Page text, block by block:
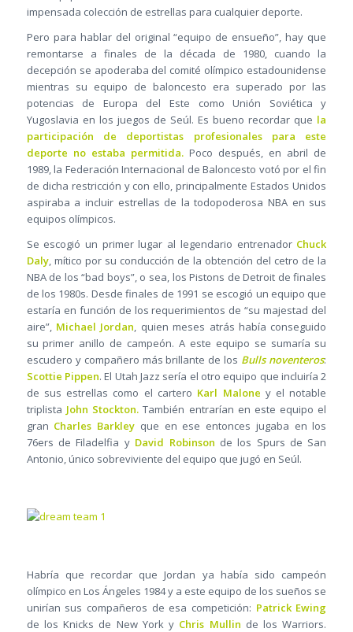
impensada colección de estrellas para cualquier deporte.
Pero para hablar del original “equipo de ensueño”, hay que
remontarse a finales de la década de 1980, cuando la
decepción se apoderaba del comité olímpico estadounidense
mientras su equipo de baloncesto era superado por las
potencias de Europa del Este como Unión Soviética y
Yugoslavia en los juegos de Seúl. Es bueno recordar que la
participación de deportistas profesionales para este
deporte no estaba permitida.Poco después, en abril de
1989, la Federación Internacional de Baloncesto votó por el fin
de dicha restricción y con ello, principalmente Estados Unidos
aspiraba a incluir estrellas de la todopoderosa NBA en sus
equipos olímpicos.
Se escogió un primer lugar al legendario entrenador Chuck
Daly, mítico por su conducción de la obtención del cetro de la
NBA de los “bad boys”, o sea, los Pistons de Detroit de finales
de los 1980s. Desde finales de 1991 se escogió un equipo que
estaría en función de los requerimientos de “su majestad del
aire”, Michael Jordan, quien meses atrás había conseguido
su primer anillo de campeón. A este equipo se sumaría su
escudero y compañero más brillante de los Bulls noventeros:
Scottie Pippen. El Utah Jazz sería el otro equipo que incluiría 2
de sus estrellas como el cartero Karl Malone y el notable
triplista John Stockton. También entrarían en este equipo el
gran Charles Barkley que en ese entonces jugaba en los
76ers de Filadelfia y David Robinson de los Spurs de San
Antonio, único sobreviviente del equipo que jugó en Seúl.
Habría que recordar que Jordan ya había sido campeón
olímpico en Los Ángeles 1984 y a este equipo de los sueños se
unirían sus compañeros de esa competición: Patrick Ewing
de los Knicks de New York y Chris Mullin de los Warriors.